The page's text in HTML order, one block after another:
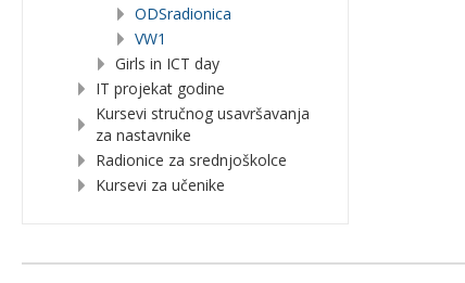
ODSradionica
VW1
Girls in ICT day
IT projekat godine
Kursevi stručnog usavršavanja
za nastavnike
Radionice za srednjoškolce
Kursevi za učenike